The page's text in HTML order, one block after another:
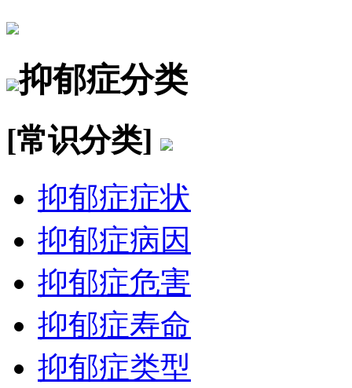
抑郁症分类
[常识分类]
抑郁症症状
抑郁症病因
抑郁症危害
抑郁症寿命
抑郁症类型